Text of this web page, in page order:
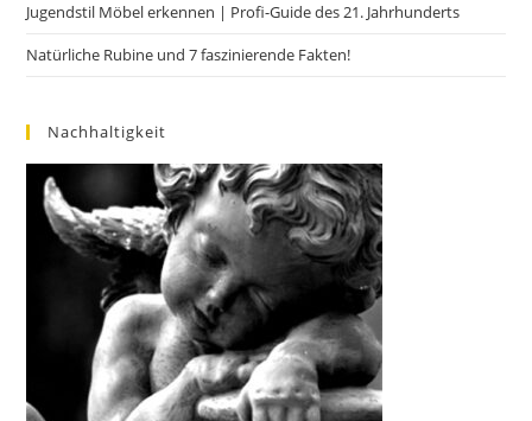
Jugendstil Möbel erkennen | Profi-Guide des 21. Jahrhunderts
Natürliche Rubine und 7 faszinierende Fakten!
Nachhaltigkeit